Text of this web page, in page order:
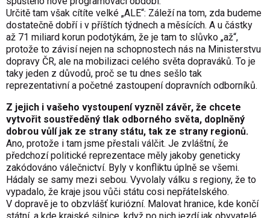
Určitě tam však cítíte velké „ALE“: Záleží na tom, zda budeme
dostatečně dobří i v příštích týdnech a měsících. A u částky
až 71 miliard korun podotýkám, že je tam to slůvko „až“,
protože to závisí nejen na schopnostech nás na Ministerstvu
dopravy ČR, ale na mobilizaci celého světa dopraváků. To je
taky jeden z důvodů, proč se tu dnes sešlo tak
reprezentativní a početné zastoupení dopravních odborníků.
Z jejich i vašeho vystoupení vyzněl závěr, že chcete
vytvořit soustředěný tlak odborného světa, doplněný
dobrou vůlí jak ze strany státu, tak ze strany regionů.
Ano, protože i tam jsme přestali válčit. Je zvláštní, že
předchozí politické reprezentace měly jakoby geneticky
zakódováno válečnictví. Byly v konfliktu úplně se všemi.
Hádaly se samy mezi sebou. Vyvolaly válku s regiony, že to
vypadalo, že kraje jsou vůči státu cosi nepřátelského.
V dopravě je to obzvlášť kuriózní. Malovat hranice, kde končí